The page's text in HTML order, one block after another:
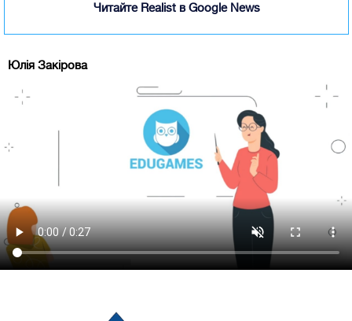
Читайте Realist в Google News
Юлія Закірова